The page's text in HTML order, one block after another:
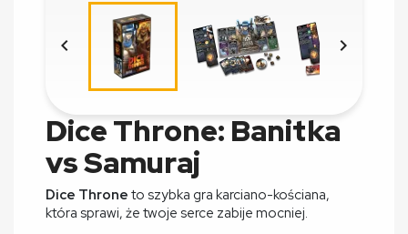
 
Dice Throne: Banitka
vs Samuraj
Dice Throne to szybka gra karciano-kościana,
która sprawi, że twoje serce zabije mocniej.